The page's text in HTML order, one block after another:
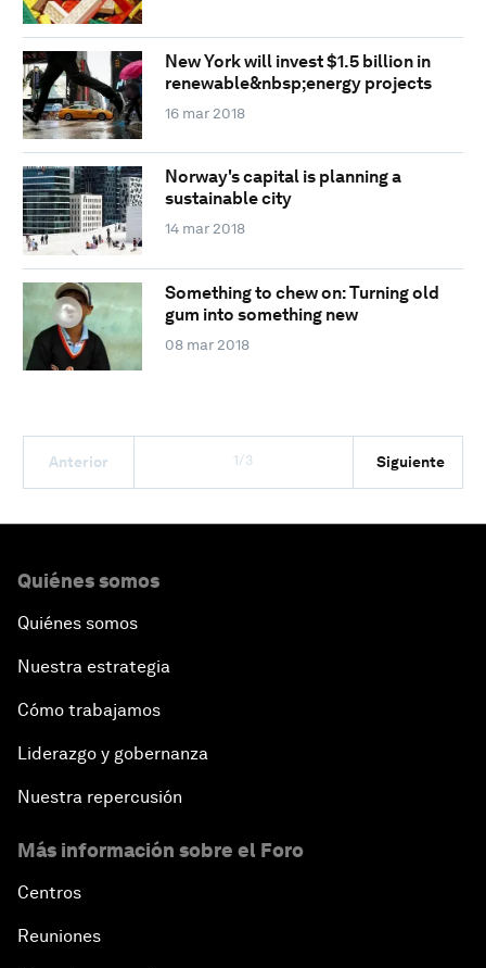
New York will invest $1.5 billion in
renewable&nbsp;energy projects
16 mar 2018
Norway's capital is planning a
sustainable city
14 mar 2018
Something to chew on: Turning old
gum into something new
08 mar 2018
Anterior 1/3 Siguiente
Quiénes somos
Quiénes somos
Nuestra estrategia
Cómo trabajamos
Liderazgo y gobernanza
Nuestra repercusión
Más información sobre el Foro
Centros
Reuniones